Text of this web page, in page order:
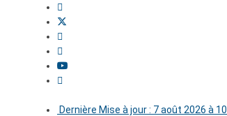
Dernière Mise à jour : 7 août 2026 à